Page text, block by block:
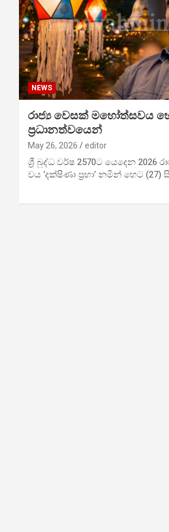
NEWS
රාජ්‍ය වෙසක් මහෝ­ත්ස­වය
ප්‍රධානත්වයෙන්
May 26, 2026 editor
ශ්‍රී බුද්ධ වර්ෂ 2570ට යෙදෙන
වය ‘දක්ෂිණා ප්‍රභා’ නමින් හෙට (27)